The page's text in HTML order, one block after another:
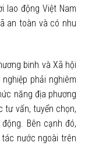
lao động Việt Nam
an toàn và có nhu
binh và Xã hội
phải nghiêm
năng địa phương
tư vấn, tuyển chọn,
Bên cạnh đó,
nước ngoài trên